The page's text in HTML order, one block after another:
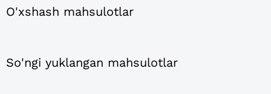
O'xshash mahsulotlar
So'ngi yuklangan mahsulotlar